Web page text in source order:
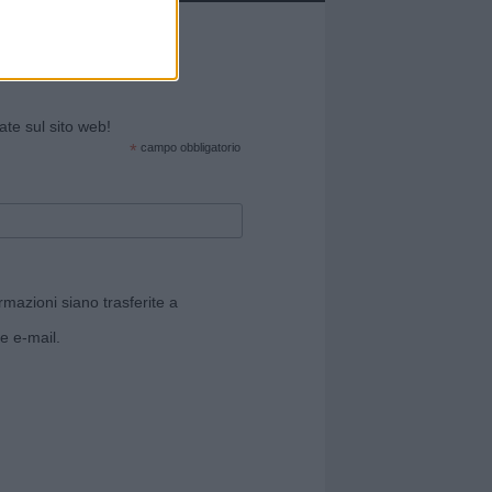
sul sito web!
* campo obbligatorio
siano trasferite a
e-mail.